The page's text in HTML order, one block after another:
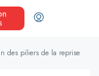
des piliers de la reprise